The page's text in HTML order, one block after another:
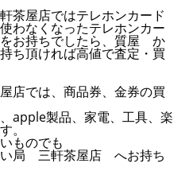
屋店ではテレホンカード
わなくなったテレホンカー
お持ちでしたら、質屋 か
ち頂ければ高値で査定・買
では、商品券、金券の買
apple製品、家電、工具、楽
。
ものでも
局 三軒茶屋店 へお持ち